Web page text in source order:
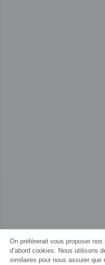
On préférerait vous proposer
d’abord cookies. Nous utilisons
similaires pour nous assurer